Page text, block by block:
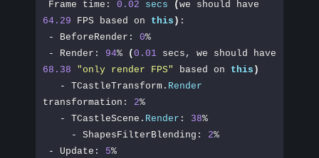
Frame time: 0.02 secs (
64.29 FPS based on this ) :
- BeforeRender: 0%
- Render: 94% ( 0.01
68.38
"only render FPS" based on this )
  - TCastleTransform.
Render
transformation: 2%
  - TCastleScene.
Render : 38%
    - ShapesFilterBlending:
2%
- Update: 5%